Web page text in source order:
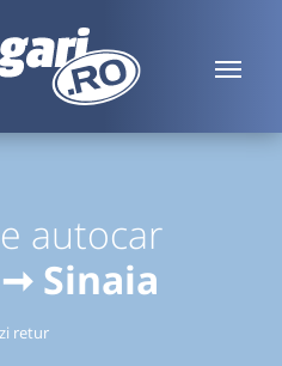
autocar
Sinaia
retur